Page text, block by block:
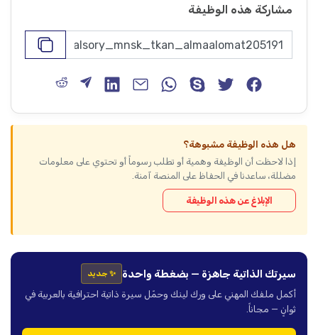
مشاركة هذه الوظيفة
هل هذه الوظيفة مشبوهة؟
إذا لاحظت أن الوظيفة وهمية أو تطلب رسوماً أو تحتوي على معلومات
مضللة، ساعدنا في الحفاظ على المنصة آمنة.
الإبلاغ عن هذه الوظيفة
سيرتك الذاتية جاهزة — بضغطة واحدة ✨ جديد
أكمل ملفك المهني على ورك لينك وحمّل سيرة ذاتية احترافية بالعربية في
ثوانٍ — مجاناً.